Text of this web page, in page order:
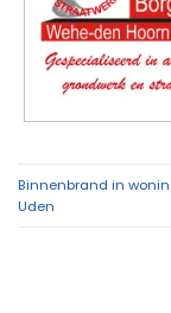
Binnenbrand in
Uden